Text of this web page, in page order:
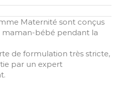
Maternité sont conçus
maman-bébé pendant la
de formulation très stricte,
par un expert